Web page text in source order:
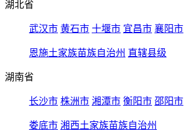
湖北省
武汉市 黄石市 十堰市 宜昌市 襄阳市
恩施土家族苗族自治州 直辖县级
湖南省
长沙市 株洲市 湘潭市 衡阳市 邵阳市
娄底市 湘西土家族苗族自治州